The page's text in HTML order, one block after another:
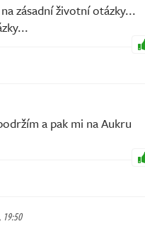
zásadní životní otázky...
a pak mi na Aukru
19:50